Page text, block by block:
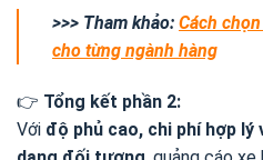
>>> Tham khảo: Cách
cho từng ngành hàng
👉 Tổng kết phần 2:
Với độ phủ cao, chi phí hợp lý